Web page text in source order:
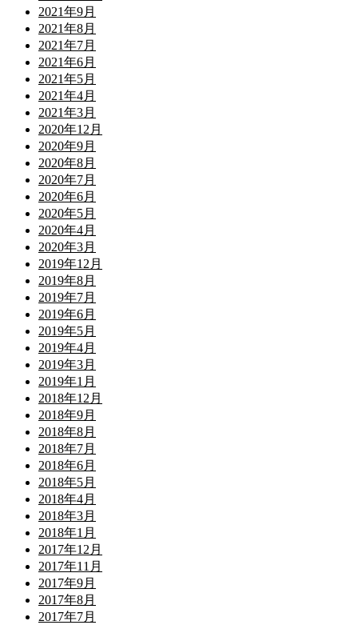
2021年9月
2021年8月
2021年7月
2021年6月
2021年5月
2021年4月
2021年3月
2020年12月
2020年9月
2020年8月
2020年7月
2020年6月
2020年5月
2020年4月
2020年3月
2019年12月
2019年8月
2019年7月
2019年6月
2019年5月
2019年4月
2019年3月
2019年1月
2018年12月
2018年9月
2018年8月
2018年7月
2018年6月
2018年5月
2018年4月
2018年3月
2018年1月
2017年12月
2017年11月
2017年9月
2017年8月
2017年7月